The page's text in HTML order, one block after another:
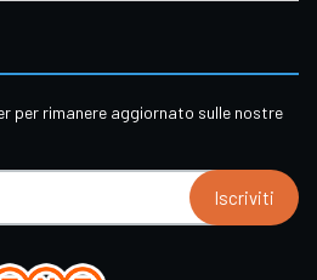
per rimanere aggiornato sulle nostre
Iscriviti